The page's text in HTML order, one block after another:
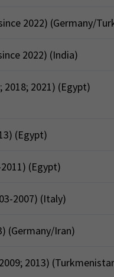
2022) (Germany/
2022) (India)
2018; 2021) (Egypt)
(Egypt)
(Egypt)
2007) (Italy)
(Germany/Iran)
2013)